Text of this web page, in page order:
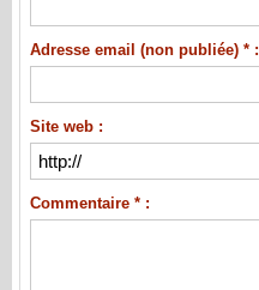
Adresse email (non publiée) * :
Site web :
Commentaire * :